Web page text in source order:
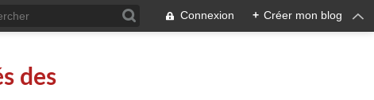
Connexion + Créer mon blog
des